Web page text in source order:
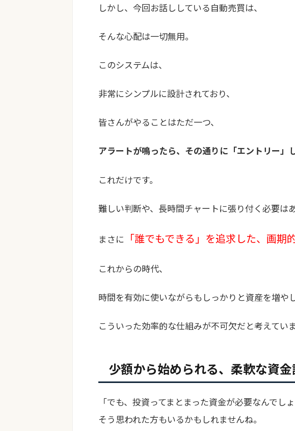
しかし、今回お話ししている自動売買は、
そんな心配は一切無用。
このシステムは、
非常にシンプルに設計されており、
皆さんがやることはただ一つ、
アラートが鳴ったら、その通りに「エントリー」
これだけです。
難しい判断や、長時間チャートに張り付く必要は
まさに 「誰でもできる」を追求した、画期
これからの時代、
時間を有効に使いながらもしっかりと資産を増や
こういった効率的な仕組みが不可欠だと考えていま
少額から始められる、柔軟な資
「でも、投資ってまとまった資金が必要なんでしょ
そう思われた方もいるかもしれませんね。